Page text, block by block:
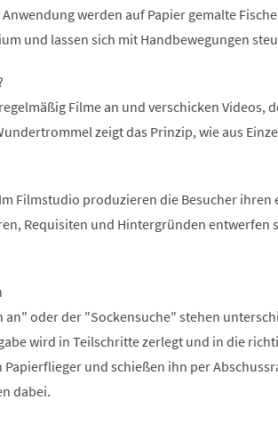
werden auf Papier gemalte
und lassen sich mit Handbewegungen
Filme an und verschicken Videos,
zeigt das Prinzip, wie aus
Filmstudio produzieren die Besucher ihren
Requisiten und Hintergründen entwerfen
an" oder der "Sockensuche" stehen
wird in Teilschritte zerlegt und in die
Papierflieger und schießen ihn per
dabei.